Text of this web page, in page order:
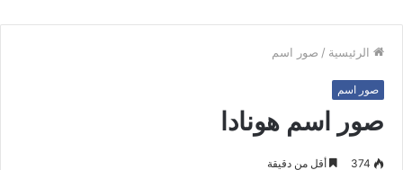
الرئيسية / صور اسم
صور اسم
صور اسم هونادا
374 أقل من دقيقة